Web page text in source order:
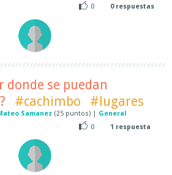
0
0respuestas
donde se puedan
#cachimbo #lugares
Samanez (25 puntos) | General
0
1 respuesta